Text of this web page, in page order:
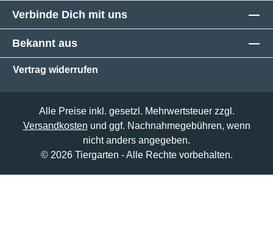
Verbinde Dich mit uns
Bekannt aus
Vertrag widerrufen
Alle Preise inkl. gesetzl. Mehrwertsteuer zzgl.
Versandkosten und ggf. Nachnahmegebühren, wenn
nicht anders angegeben.
© 2026 Tiergarten - Alle Rechte vorbehalten.